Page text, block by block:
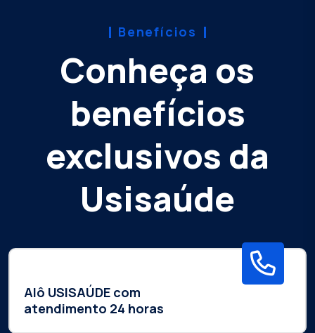
Benefícios
Conheça os
benefícios
exclusivos da
Usisaúde
Alô USISAÚDE com
atendimento 24 horas